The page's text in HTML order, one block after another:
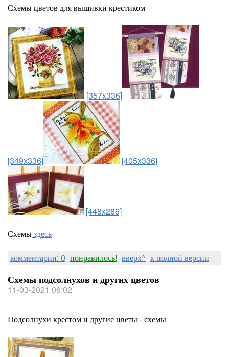
Схемы цветов для вышивки крестиком
[357x336]
[349x336] [405x336]
[448x286]
Схемыздесь
комментарии: 0 понравилось! вверх^ к полной версии
Схемы подсолнухов и других цветов
11-03-2021 06:02
Подсолнухи крестом и другие цветы - схемы